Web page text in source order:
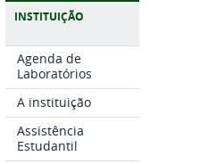
INSTITUIÇÃO
Agenda de
Laboratórios
A instituição
Assistência
Estudantil